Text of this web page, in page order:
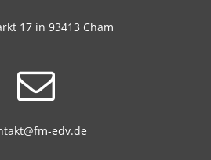
17 in 93413 Cham
edv.de